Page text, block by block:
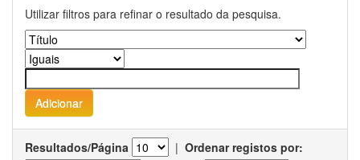
Utilizar filtros para refinar o resultado da pesquisa.
Resultados/Página | Ordenar registos por: